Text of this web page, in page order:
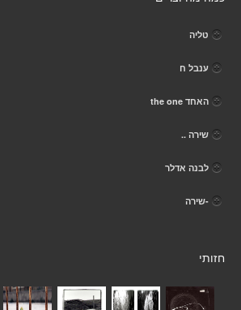
טליה
ענבל ח
האחד the one
שירה ..
לבנה אדלר
-שירה
חזותי